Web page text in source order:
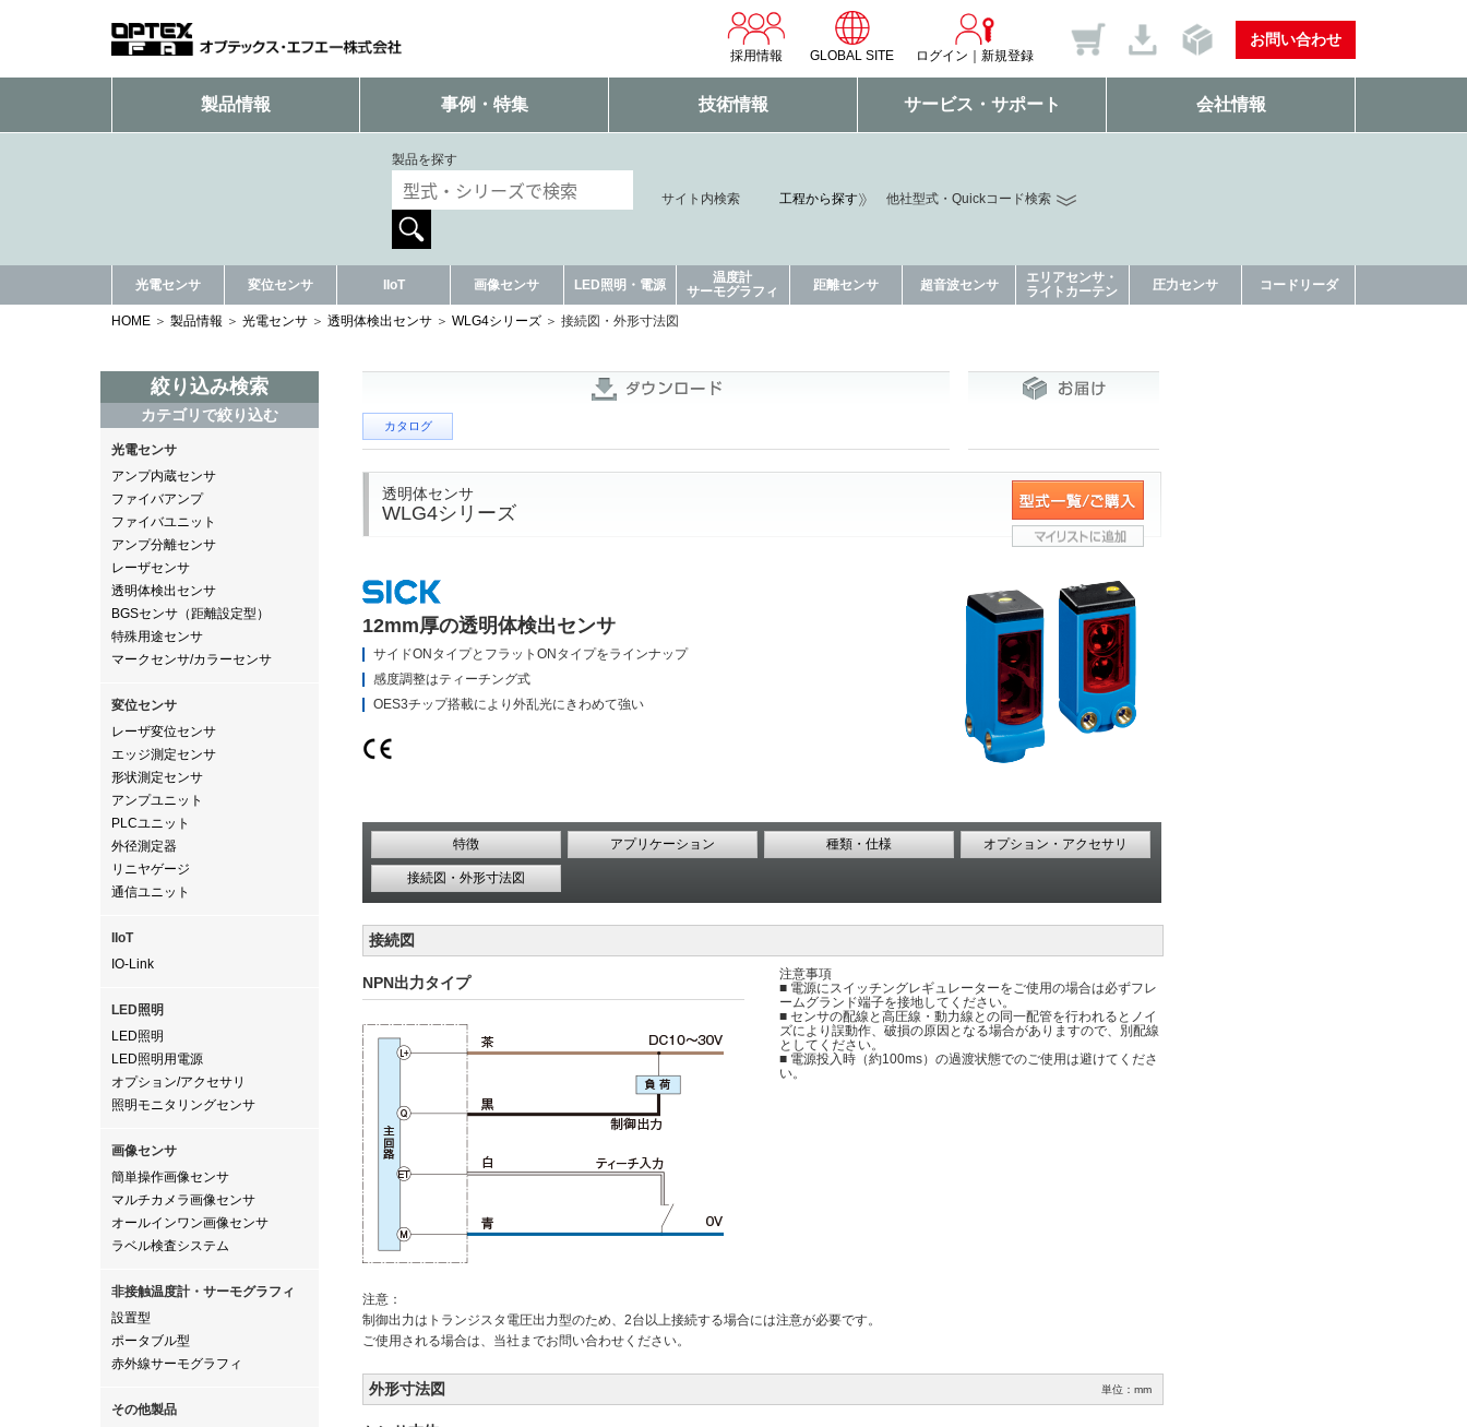
採用情報 GLOBAL SITE ログイン 新規登録
お問い合わせ
製品情報 事例・特集 技術情報 サービス・サポート 会社情報
製品を探す
サイト内検索 工程から探す 他社型式・Quickコード検索
光電センサ 変位センサ IIoT 画像センサ LED照明・電源
温度計
サーモグラフィ
距離センサ 超音波センサ
エリアセンサ・
ライトカーテン
圧力センサ コードリーダ
HOME 製品情報 光電センサ 透明体検出センサ WLG4シリーズ 接続図・外形寸法図
絞り込み検索
カテゴリで絞り込む
光電センサ
アンプ内蔵センサ
ファイバアンプ
ファイバユニット
アンプ分離センサ
レーザセンサ
透明体検出センサ
BGSセンサ（距離設定型）
特殊用途センサ
マークセンサ/カラーセンサ
変位センサ
レーザ変位センサ
エッジ測定センサ
形状測定センサ
アンプユニット
PLCユニット
外径測定器
リニヤゲージ
通信ユニット
IIoT
IO-Link
LED照明
LED照明
LED照明用電源
オプション/アクセサリ
照明モニタリングセンサ
画像センサ
簡単操作画像センサ
マルチカメラ画像センサ
オールインワン画像センサ
ラベル検査システム
非接触温度計・サーモグラフィ
設置型
ポータブル型
赤外線サーモグラフィ
その他製品
カタログ
透明体センサ
WLG4シリーズ
12mm厚の透明体検出センサ
サイドONタイプとフラットONタイプをラインナップ
感度調整はティーチング式
OES3チップ搭載により外乱光にきわめて強い
特徴 アプリケーション 種類・仕様 オプション・アクセサリ
接続図・外形寸法図
接続図
NPN出力タイプ
注意事項
■ 電源にスイッチングレギュレーターをご使用の場合は必ずフレ
ームグランド端子を接地してください。
■ センサの配線と高圧線・動力線との同一配管を行われるとノイ
ズにより誤動作、破損の原因となる場合がありますので、別配線
としてください。
■ 電源投入時（約100ms）の過渡状態でのご使用は避けてくださ
い。
注意：
制御出力はトランジスタ電圧出力型のため、2台以上接続する場合には注意が必要です。
ご使用される場合は、当社までお問い合わせください。
外形寸法図 単位：mm